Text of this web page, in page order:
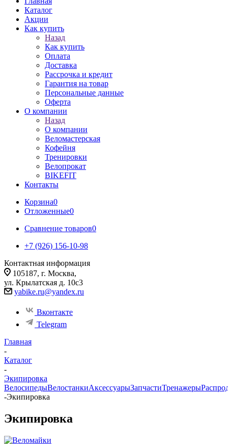
Каталог
Акции
Как купить
Назад
Как купить
Оплата
Доставка
Рассрочка и кредит
Гарантия на товар
Персональные данные
Оферта
О компании
Назад
О компании
Веломастерская
Кофейня
Тренировки
Велопрокат
BIKEFIT
Контакты
Корзина0
Отложенные0
Сравнение товаров0
+7 (926) 156-10-98
Контактная информация
105187, г. Москва,
ул. Крылатская д. 10с3
yabike.ru@yandex.ru
Вконтакте
Telegram
Главная
-
Каталог
-
Экипировка
ВелосипедыВелостанкиАксессуарыЗапчастиТренажеры
-Экипировка
Экипировка